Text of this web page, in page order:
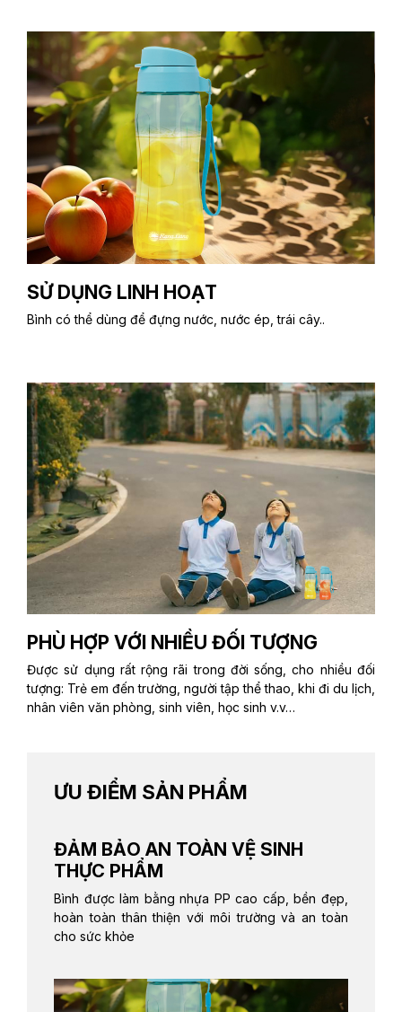
SỬ DỤNG LINH HOẠT
Bình có thể dùng để đựng nước, nước ép, trái cây..
PHÙ HỢP VỚI NHIỀU ĐỐI TƯỢNG
Được sử dụng rất rộng rãi trong đời sống, cho nhiều đối
tượng: Trẻ em đến trường, người tập thể thao, khi đi du lịch,
nhân viên văn phòng, sinh viên, học sinh v.v…
ƯU ĐIỂM SẢN PHẨM
ĐẢM BẢO AN TOÀN VỆ SINH
THỰC PHẨM
Bình được làm bằng nhựa PP cao cấp, bền đẹp,
hoàn toàn thân thiện với môi trường và an toàn
cho sức khỏe